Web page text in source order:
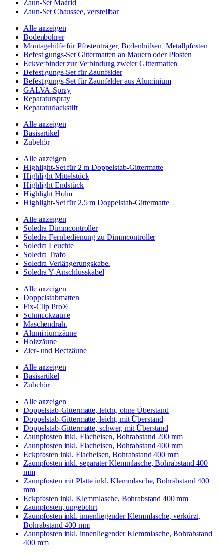
Zaun-Set Madrid
Zaun-Set Chaussee, verstellbar
Alle anzeigen
Bodenbohrer
Montagehilfe für Pfostenträger, Bodenhülsen, Metallpfosten
Befestigungs-Set Gittermatten an Mauern oder Pfosten
Eckverbinder zur Verbindung zweier Gittermatten
Befestigungs-Set für Zaunfelder
Befestigungs-Set für Zaunfelder aus Aluminium
GALVA-Spray
Reparaturspray
Reparaturlackstift
Alle anzeigen
Basisartikel
Zubehör
Alle anzeigen
Highlight-Set für 2 m Doppelstab-Gittermatte
Highlight Mittelstück
Highlight Endstück
Highlight Holm
Highlight-Set für 2,5 m Doppelstab-Gittermatte
Alle anzeigen
Soledra Dimmcontroller
Soledra Fernbedienung zu Dimmcontroller
Soledra Leuchte
Soledra Trafo
Soledra Verlängerungskabel
Soledra Y-Anschlusskabel
Alle anzeigen
Doppelstabmatten
Fix-Clip Pro®
Schmuckzäune
Maschendraht
Aluminiumzäune
Holzzäune
Zier- und Beetzäune
Alle anzeigen
Basisartikel
Zubehör
Alle anzeigen
Doppelstab-Gittermatte, leicht, ohne Überstand
Doppelstab-Gittermatte, leicht, mit Überstand
Doppelstab-Gittermatte, schwer, mit Überstand
Zaunpfosten inkl. Flacheisen, Bohrabstand 200 mm
Zaunpfosten inkl. Flacheisen, Bohrabstand 400 mm
Eckpfosten inkl. Flacheisen, Bohrabstand 400 mm
Zaunpfosten inkl. separater Klemmlasche, Bohrabstand 400
mm
Zaunpfosten mit Platte inkl. Klemmlasche, Bohrabstand 400
mm
Eckpfosten inkl. Klemmlasche, Bohrabstand 400 mm
Zaunpfosten, ungebohrt
Zaunpfosten inkl. innenliegender Klemmlasche, verkürzt,
Bohrabstand 400 mm
Zaunpfosten inkl. innenliegender Klemmlasche, Bohrabstand
400 mm